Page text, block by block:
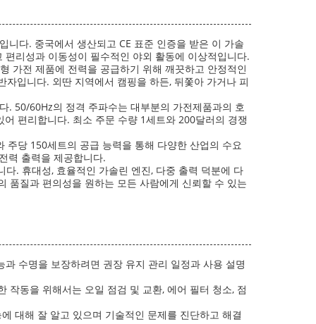
니다. 중국에서 생산되고 CE 표준 인증을 받은 이 가솔
리성과 이동성이 필수적인 야외 활동에 이상적입니다.
가전 제품에 전력을 공급하기 위해 깨끗하고 안정적인
입니다. 외딴 지역에서 캠핑을 하든, 뒤쫓아 가거나 피
. 50/60Hz의 정격 주파수는 대부분의 가전제품과의 호
편리합니다. 최소 주문 수량 1세트와 200달러의 경쟁
주당 150세트의 공급 능력을 통해 다양한 산업의 수요
력 출력을 제공합니다.
. 휴대성, 효율적인 가솔린 엔진, 다중 출력 덕분에 다
품질과 편의성을 원하는 모든 사람에게 신뢰할 수 있는
수명을 보장하려면 권장 유지 관리 일정과 사용 설명
작동을 위해서는 오일 점검 및 교환, 에어 필터 청소, 점
대해 잘 알고 있으며 기술적인 문제를 진단하고 해결